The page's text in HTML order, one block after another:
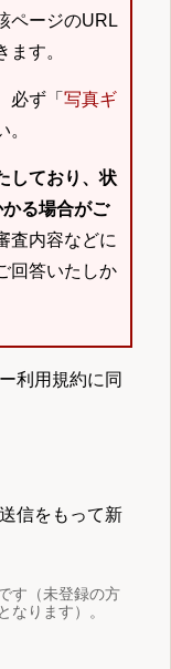
ページのURL
す。
必ず「 写真ギ
。
しており、状
る場合がご
査内容などに
回答いたしか
利用規約に同
信をもって新
す（未登録の方
なります）。